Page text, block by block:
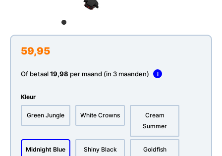
59,95
Of betaal19,98 per maand (in 3 maanden) i
Kleur
Green Jungle White Crowns
Cream
Summer
Midnight Blue Shiny Black
Goldfish